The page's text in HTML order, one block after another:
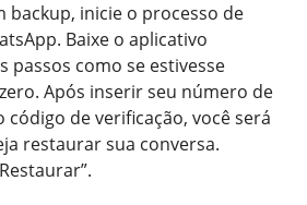
backup, inicie o processo de
Baixe o aplicativo
passos como se estivesse
Após inserir seu número de
de verificação, você será
restaurar sua conversa.